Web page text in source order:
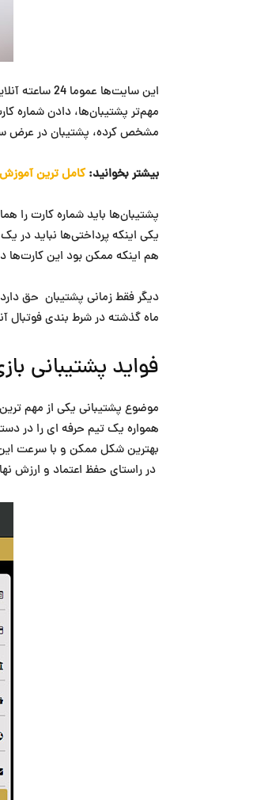
مهم‌تر پشتیبان‌ها، دادن شماره
مشخص کرده، پشتیبان در عرض سه تا ۱۰ دقیقه باید شماره کارت و مبلغ و جزئیات هویتی کاربر را چک کند و اگر یک‌ دقیقه بیشتر از زمان تعیین‌شده
بیشتر بخوانید:کامل ترین آموزش
پشتیبان‌ها باید شماره کارت
یکی اینکه پرداختی‌ها نباید در
هم اینکه ممکن بود این
دیگر فقط زمانی پشتیبان حق
ماه گذشته در شرط بندی فوتبال
فواید پشتیبانی
همواره یک تیم حرفه ای را در
بهترین شکل ممکن و با سرعت
در راستای حفظ اعتماد و ارزش